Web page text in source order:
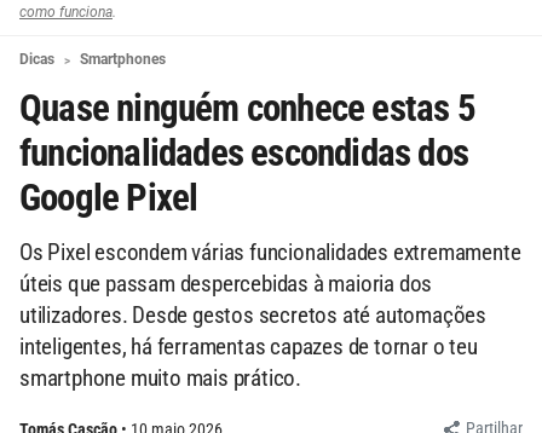
como funciona.
Dicas Smartphones
Quase ninguém conhece estas 5
funcionalidades escondidas dos
Google Pixel
Os Pixel escondem várias funcionalidades extremamente
úteis que passam despercebidas à maioria dos
utilizadores. Desde gestos secretos até automações
inteligentes, há ferramentas capazes de tornar o teu
smartphone muito mais prático.
Partilhar